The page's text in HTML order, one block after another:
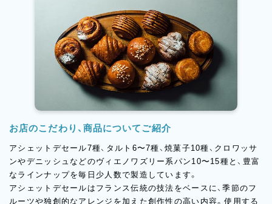
お店のこだわり、商品についてご紹介
アシェットデセール7種、タルト6〜7種、焼菓子10種、クロワッサ
ンやデニッシュなどのヴィエノワズリー系パン10〜15種と、豊富
なラインナップを毎日少人数で製造しています。
アシェットデセールはフランス伝統の技法をベースに、季節のフ
ルーツや独創的なアレンジを加えた創作性の高い内容。使用する